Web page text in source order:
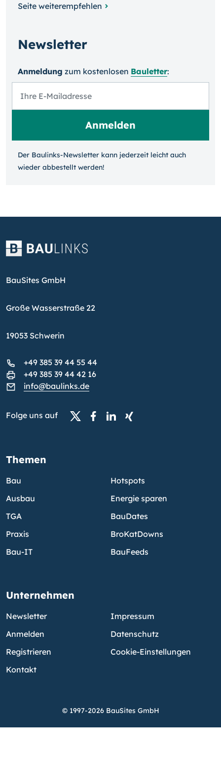
Seite weiterempfehlen
Newsletter
Anmeldung zum kosten­losen Bauletter:
Der Baulinks-Newsletter kann jeder­zeit leicht auch
wieder ab­bestellt werden!
BauSites GmbH
Große Wasserstraße 22
19053 Schwerin
+49 385 39 44 55 44
+49 385 39 44 42 16
info@baulinks.de
Folge uns auf
Themen
Bau
Ausbau
TGA
Praxis
Bau-IT
Hotspots
Energie sparen
BauDates
BroKatDowns
BauFeeds
Unternehmen
Newsletter
Anmelden
Registrieren
Kontakt
Impressum
Datenschutz
Cookie-Einstellungen
© 1997-2026 BauSites GmbH